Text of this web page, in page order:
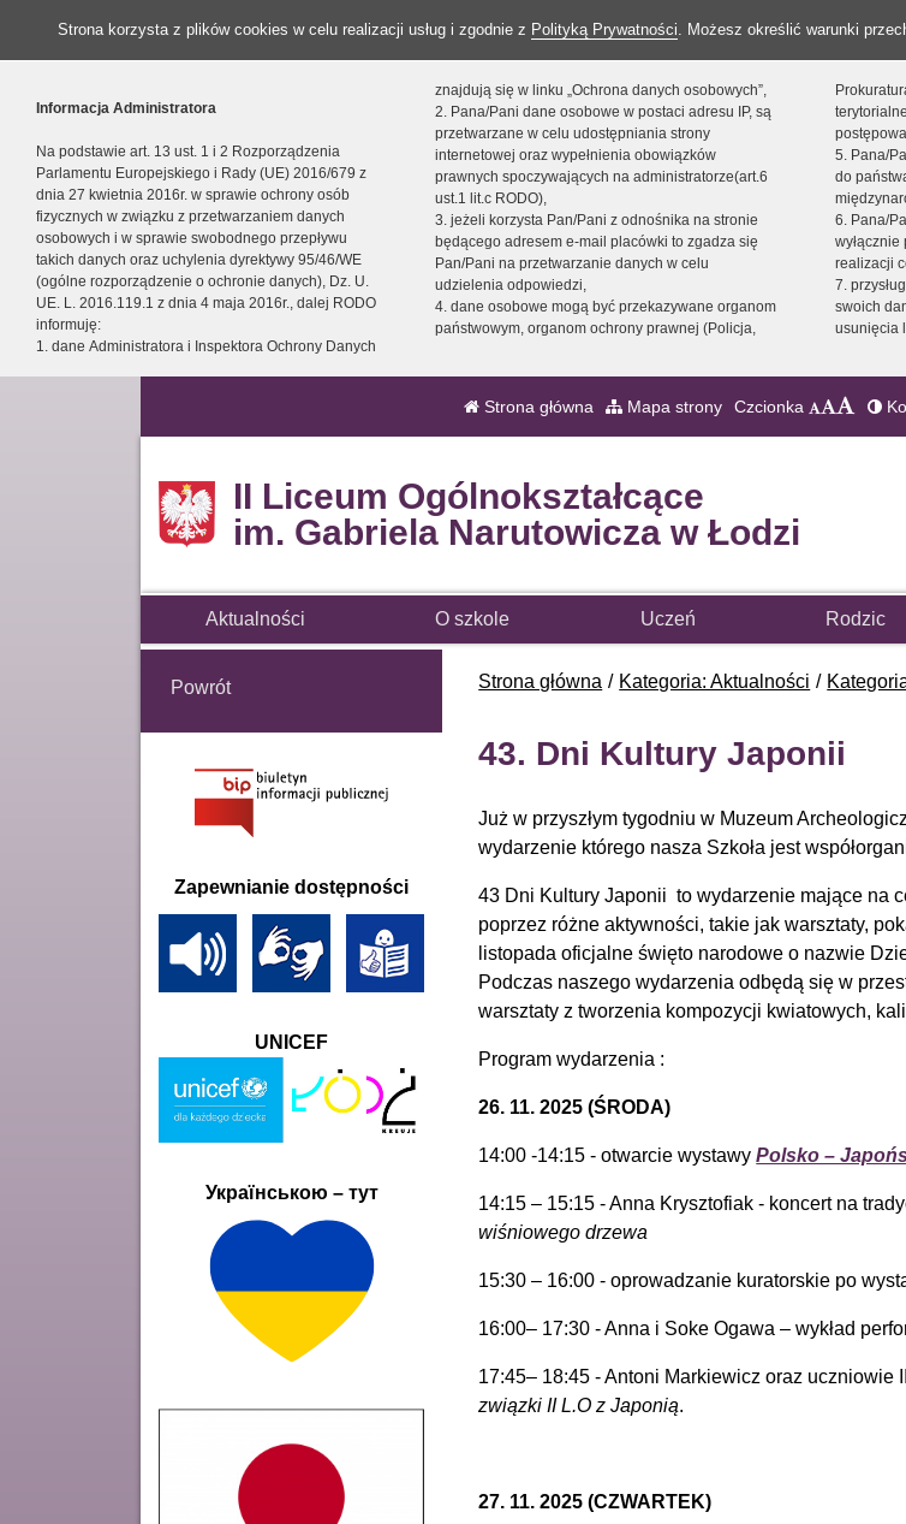
Strona korzysta z plików cookies w celu realizacji usług i zgodnie z Polityką Prywatności. Możesz określić warunki
Informacja Administratora
Na podstawie art. 13 ust. 1 i 2 Rozporządzenia
Parlamentu Europejskiego i Rady (UE) 2016/679 z
dnia 27 kwietnia 2016r. w sprawie ochrony osób
fizycznych w związku z przetwarzaniem danych
osobowych i w sprawie swobodnego przepływu
takich danych oraz uchylenia dyrektywy 95/46/WE
(ogólne rozporządzenie o ochronie danych), Dz. U.
UE. L. 2016.119.1 z dnia 4 maja 2016r., dalej RODO
informuję:
1. dane Administratora i Inspektora Ochrony Danych
znajdują się w linku „Ochrona danych osobowych”,
2. Pana/Pani dane osobowe w postaci adresu IP, są
przetwarzane w celu udostępniania strony
internetowej oraz wypełnienia obowiązków
prawnych spoczywających na administratorze(art.6
ust.1 lit.c RODO),
3. jeżeli korzysta Pan/Pani z odnośnika na stronie
będącego adresem e-mail placówki to zgadza się
Pan/Pani na przetwarzanie danych w celu
udzielenia odpowiedzi,
4. dane osobowe mogą być przekazywane organom
państwowym, organom ochrony prawnej (Policja,
5. Pana/
do
6. Pana/
realizacji
7.
swoich
usunięcia
Strona główna Mapa strony Czcionka
II Liceum Ogólnokształcące
im. Gabriela Narutowicza w Łodzi
Aktualności O szkole Uczeń Rodzic
Strona główna Kategoria: Aktualności
43. Dni Kultury Japonii
Już w przyszłym tygodniu w Muzeum
wydarzenie którego nasza Szkoła jest
43 Dni Kultury Japonii to wydarzenie mające na
poprzez różne aktywności, takie jak warsztaty,
listopada oficjalne święto narodowe o nazwie
Podczas naszego wydarzenia odbędą się w
warsztaty z tworzenia kompozycji kwiatowych,
Program wydarzenia :
26. 11. 2025 (ŚRODA)
14:00 -14:15 - otwarcie wystawyPolsko –
14:15 – 15:15 - Anna Krysztofiak - koncert na
wiśniowego drzewa
15:30 – 16:00 - oprowadzanie kuratorskie po
16:00– 17:30 - Anna i Soke Ogawa – wykład
17:45– 18:45 - Antoni Markiewicz oraz uczniowie
związki II L.O z Japonią.
27. 11. 2025 (CZWARTEK)
Powrót
Zapewnianie dostępności
UNICEF
Українською – тут